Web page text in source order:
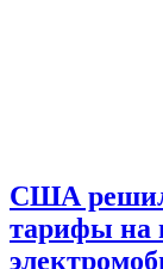
США
тарифы на